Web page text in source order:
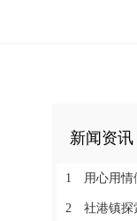
新闻资讯
1 用心用情
2 社港镇探索